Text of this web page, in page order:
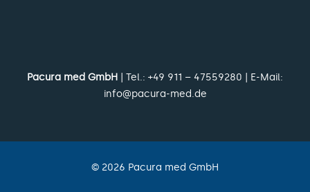
Pacura med GmbH | Tel.: +49 911 – 47559280 | E-Mail:
info@pacura-med.de
© 2026 Pacura med GmbH